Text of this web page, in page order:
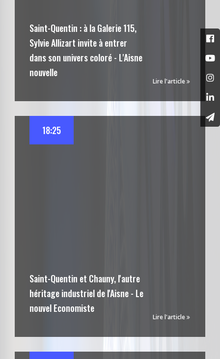
Saint-Quentin : à la Galerie 115,
Sylvie Allizart invite à entrer
dans son univers coloré - L'Aisne
nouvelle
Lire l'article
Saint-Quentin et Chauny, l'autre
héritage industriel de l'Aisne - Le
nouvel Economiste
18:25
Lire l'article